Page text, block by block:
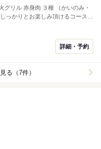
赤身肉 ３種 （かいのみ・
）
詳細・予約
る（7件）